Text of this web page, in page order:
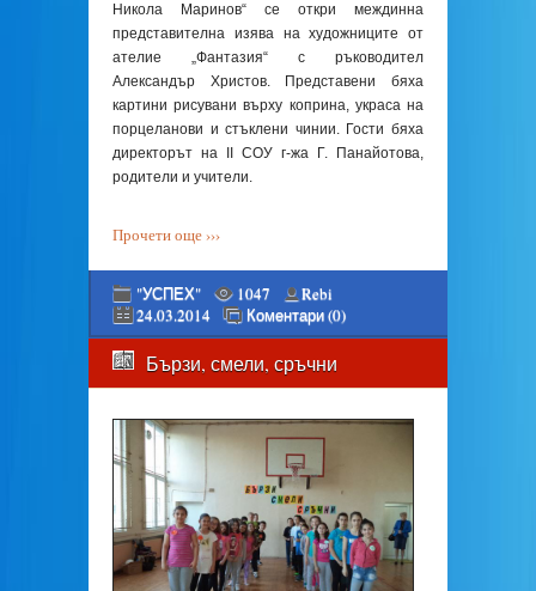
Никола Маринов“ се откри междинна
представителна изява на художниците от
ателие „Фантазия“ с ръководител
Александър Христов. Представени бяха
картини рисувани върху коприна, украса на
порцеланови и стъклени чинии. Гости бяха
директорът на II СОУ г-жа Г. Панайотова,
родители и учители.
Прочети още ›››
"УСПЕХ" 1047
Rebi
24.03.2014
Коментари (0)
Бързи, смели, сръчни